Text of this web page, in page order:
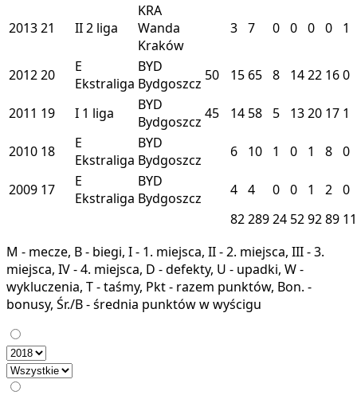
201321 II2 liga
KRA
Wanda
Kraków
3 7 0 0 0 0 1
201220
E
Ekstraliga
BYD
Bydgoszcz 50 15 65 8 1422 160
2011 19 I 1 liga
BYD
Bydgoszcz 45 14 58 5 1320 17 1
2010 18
E
Ekstraliga
BYD
Bydgoszcz
6 10 1 0 1 8 0
2009 17
E
Ekstraliga
BYD
Bydgoszcz
4 4 0 0 1 2 0
8228924 529289 11
M - mecze, B - biegi, I - 1. miejsca, II - 2. miejsca, III - 3.
miejsca, IV - 4. miejsca, D - defekty, U - upadki, W -
wykluczenia, T - taśmy, Pkt - razem punktów, Bon. -
bonusy, Śr./B - średnia punktów w wyścigu